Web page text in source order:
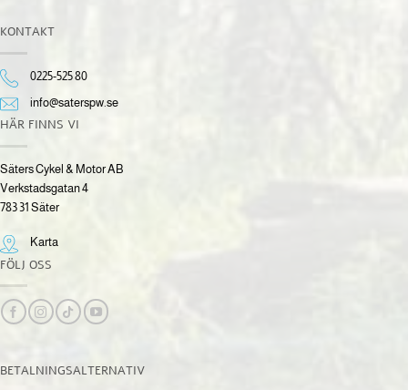
KONTAKT
0225-525 80
info@saterspw.se
HÄR FINNS VI
Säters Cykel & Motor AB
Verkstadsgatan 4
783 31 Säter
Karta
FÖLJ OSS
BETALNINGSALTERNATIV